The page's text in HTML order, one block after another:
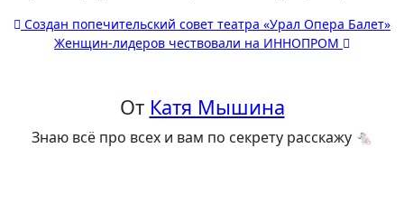
Навигация
Создан попечительский совет театра «Урал Опера Балет»
Женщин-лидеров чествовали на ИННОПРОМ
От Катя Мышина
Знаю всё про всех и вам по секрету расскажу 🐁